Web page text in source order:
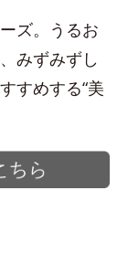
ズ。うるお
みずみずし
すめする“美